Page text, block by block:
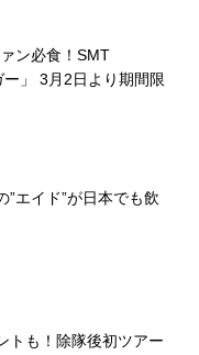
ン必食！SMT
」 3月2日より期間限
”エイド”が日本でも飲
トも！除隊後初ツアー